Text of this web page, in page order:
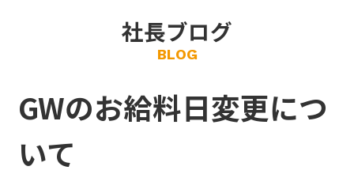
社長ブログ
BLOG
GWのお給料日変更につ
いて